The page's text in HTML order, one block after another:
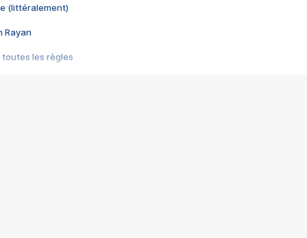
(littéralement)
Rayan
toutes les règles